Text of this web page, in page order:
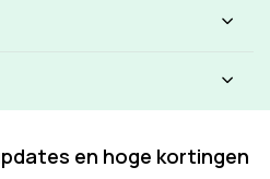
en hoge kortingen